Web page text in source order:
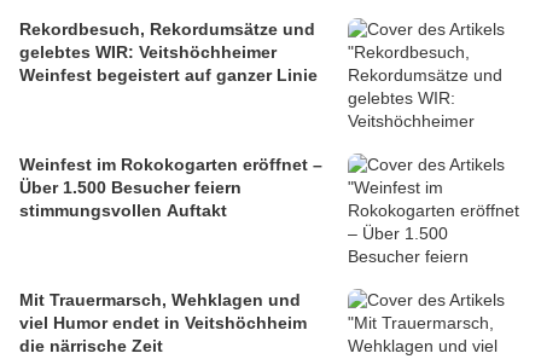
Rekordbesuch, Rekordumsätze und
gelebtes WIR: Veitshöchheimer
Weinfest begeistert auf ganzer Linie
Weinfest im Rokokogarten eröffnet –
Über 1.500 Besucher feiern
stimmungsvollen Auftakt
Mit Trauermarsch, Wehklagen und
viel Humor endet in Veitshöchheim
die närrische Zeit